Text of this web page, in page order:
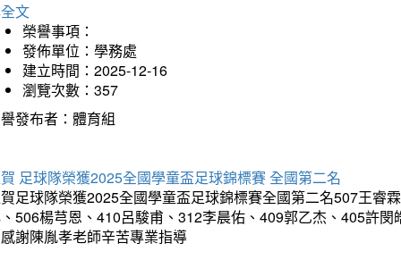
文
榮譽事項：
發佈單位：學務處
建立時間：2025-12-16
瀏覽次數：357
發布者：體育組
足球隊榮獲2025全國學童盃足球錦標賽 全國第二名
足球隊榮獲2025全國學童盃足球錦標賽全國第二名507王睿
506楊芎恩、410呂駿甫、312李晨佑、409郭乙杰、405許
謝陳胤孝老師辛苦專業指導